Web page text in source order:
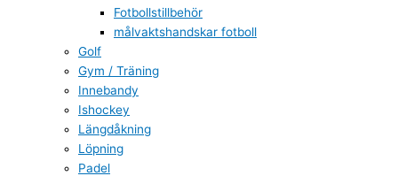
Fotbollstillbehör
målvaktshandskar fotboll
Golf
Gym / Träning
Innebandy
Ishockey
Längdåkning
Löpning
Padel